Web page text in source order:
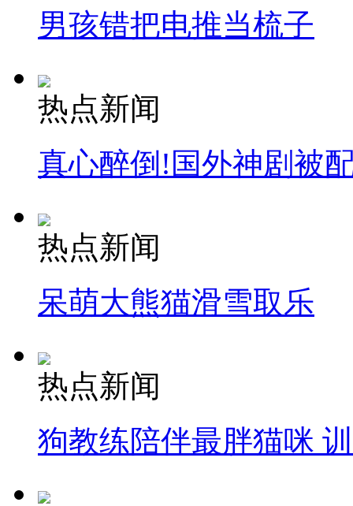
男孩错把电推当梳子
热点新闻
真心醉倒!国外神剧被
热点新闻
呆萌大熊猫滑雪取乐
热点新闻
狗教练陪伴最胖猫咪